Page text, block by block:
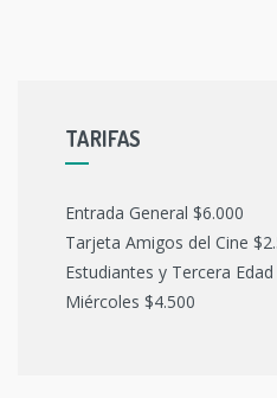
TARIFAS
Entrada General $6.000
Tarjeta Amigos del Cine
Estudiantes y Tercera Edad
Miércoles $4.500